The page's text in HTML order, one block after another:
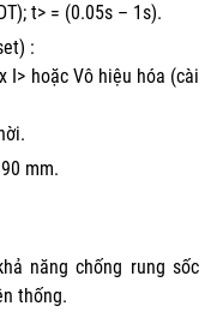
t> = (0.05s – 1s).
:
I> hoặc Vô hiệu hóa (cài
mm.
năng chống rung sốc
thống.